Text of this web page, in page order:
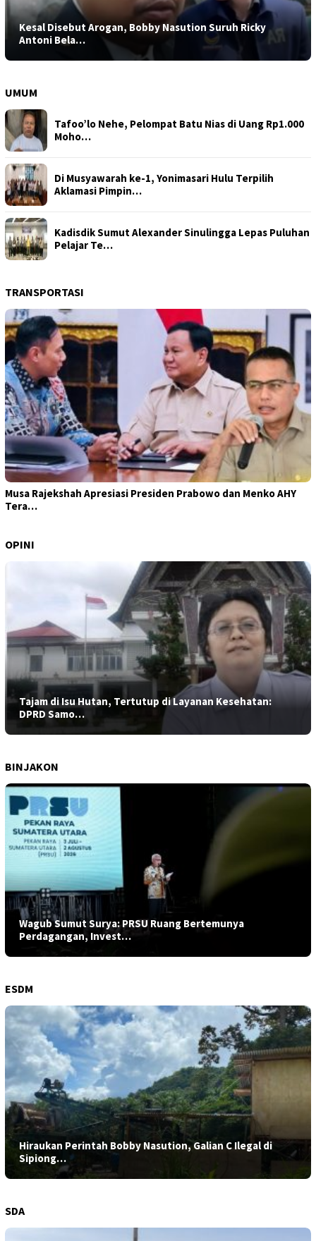
Kesal Disebut Arogan, Bobby Nasution Suruh Ricky
Antoni Bela…
UMUM
Tafoo’lo Nehe, Pelompat Batu Nias di Uang Rp1.000
Moho…
Di Musyawarah ke-1, Yonimasari Hulu Terpilih
Aklamasi Pimpin…
Kadisdik Sumut Alexander Sinulingga Lepas Puluhan
Pelajar Te…
TRANSPORTASI
Musa Rajekshah Apresiasi Presiden Prabowo dan Menko AHY
Tera…
OPINI
Tajam di Isu Hutan, Tertutup di Layanan Kesehatan:
DPRD Samo…
BINJAKON
Wagub Sumut Surya: PRSU Ruang Bertemunya
Perdagangan, Invest…
ESDM
Hiraukan Perintah Bobby Nasution, Galian C Ilegal di
Sipiong…
SDA